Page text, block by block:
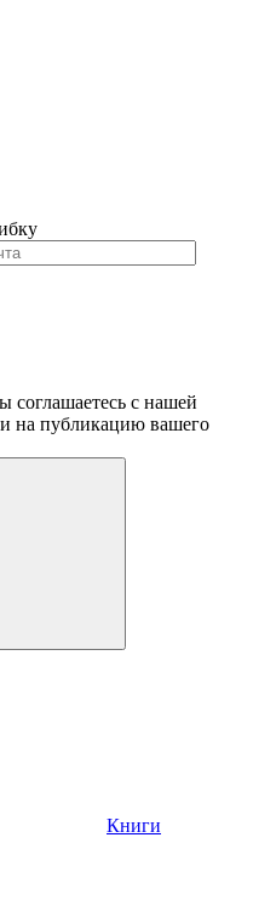
с нашей
и на публикацию вашего
Книги